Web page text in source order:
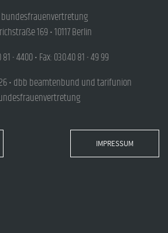
169 • 10117 Berlin
- 4400 • Fax: 030.40 81 - 49 99
• dbb beamtenbund und tarifunion
IMPRESSUM